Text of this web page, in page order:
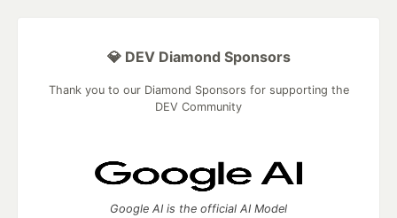
💎 DEV Diamond Sponsors
Thank you to our Diamond Sponsors for supporting the
DEV Community
Google AI is the official AI Model